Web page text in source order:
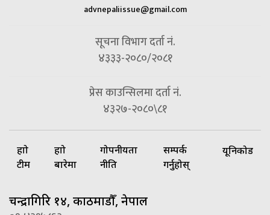
advnepaliissue@gmail.com
सूचना विभाग दर्ता नं.
४३३३-२०८०/२०८१
प्रेस काउन्सिलमा दर्ता नं.
४३२७-२०८०\८१
हाम्रो
टीम
हाम्रो
बारेमा
गोपनीयता
नीति
सम्पर्क
गर्नुहोस्
यूनिकोड
चन्द्रागिरि १४, काठमाडौँ, नेपाल